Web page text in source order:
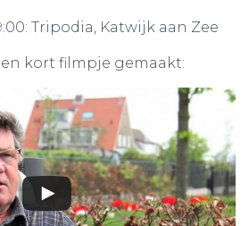
Tripodia, Katwijk aan Zee
kort filmpje gemaakt: